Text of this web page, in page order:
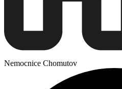
Nemocnice Chomutov